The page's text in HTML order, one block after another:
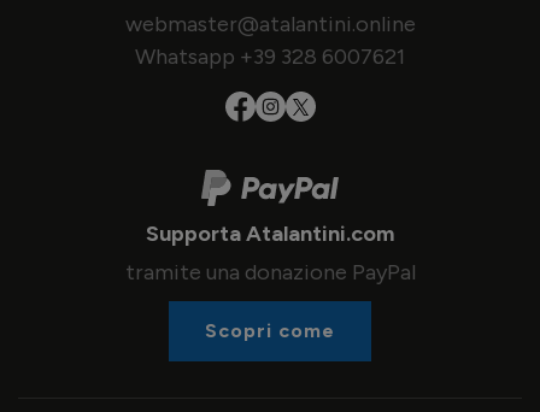
webmaster@atalantini.online
Whatsapp +39 328 6007621
Supporta Atalantini.com
tramite una donazione PayPal
Scopri come